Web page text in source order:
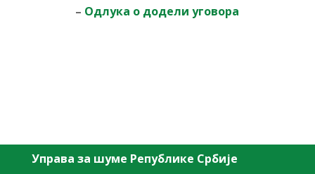
– Одлука о додели уговора
Управа за шуме Републике Србије